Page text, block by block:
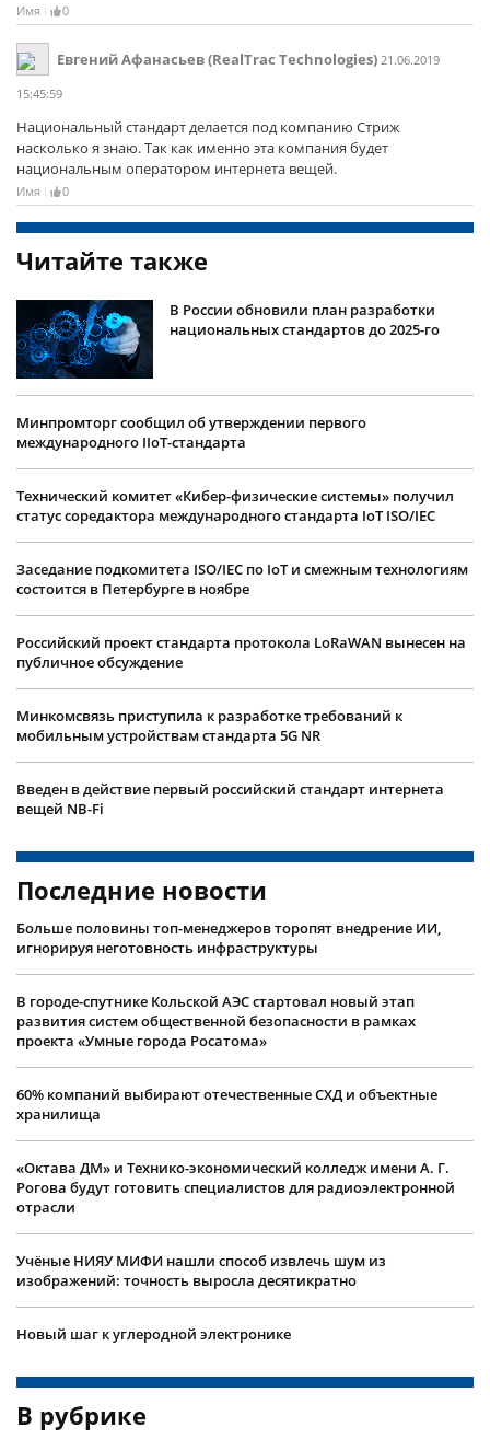
Имя 0
Евгений Афанасьев (RealTrac Technologies) 21.06.2019
15:45:59
Национальный стандарт делается под компанию Стриж
насколько я знаю. Так как именно эта компания будет
национальным оператором интернета вещей.
Имя 0
Читайте также
В России обновили план разработки
национальных стандартов до 2025-го
Минпромторг сообщил об утверждении первого
международного IIoT-стандарта
Технический комитет «Кибер-физические системы» получил
статус соредактора международного стандарта IoT ISO/IEC
Заседание подкомитета ISO/IEC по IoT и смежным технологиям
состоится в Петербурге в ноябре
Российский проект стандарта протокола LoRaWAN вынесен на
публичное обсуждение
Минкомсвязь приступила к разработке требований к
мобильным устройствам стандарта 5G NR
Введен в действие первый российский стандарт интернета
вещей NB-Fi
Последние новости
Больше половины топ-менеджеров торопят внедрение ИИ,
игнорируя неготовность инфраструктуры
В городе-спутнике Кольской АЭС стартовал новый этап
развития систем общественной безопасности в рамках
проекта «Умные города Росатома»
60% компаний выбирают отечественные СХД и объектные
хранилища
«Октава ДМ» и Технико-экономический колледж имени А. Г.
Рогова будут готовить специалистов для радиоэлектронной
отрасли
Учëные НИЯУ МИФИ нашли способ извлечь шум из
изображений: точность выросла десятикратно
Новый шаг к углеродной электронике
В рубрике